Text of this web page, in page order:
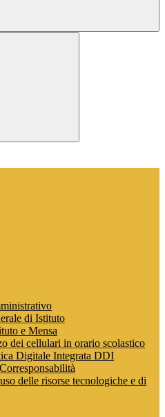
di Istituto
e Mensa
dei cellulari in orario scolastico
Digitale Integrata DDI
delle risorse tecnologiche e di